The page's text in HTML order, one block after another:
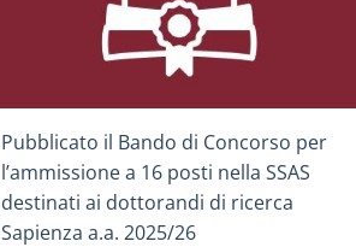
Titolo card :
Pubblicato il Bando di Concorso per
l’ammissione a 16 posti nella SSAS
destinati ai dottorandi di ricerca
Sapienza a.a. 2025/26